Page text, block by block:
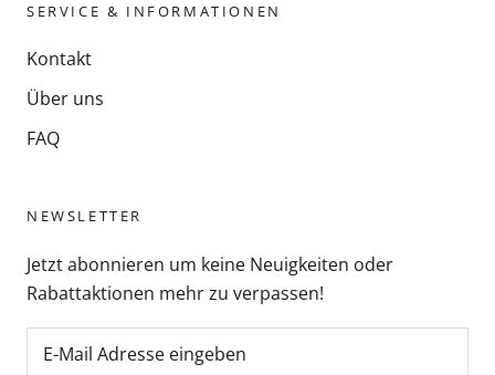
SERVICE & INFORMATIONEN
Kontakt
Über uns
FAQ
NEWSLETTER
Jetzt abonnieren um keine Neuigkeiten oder
Rabattaktionen mehr zu verpassen!